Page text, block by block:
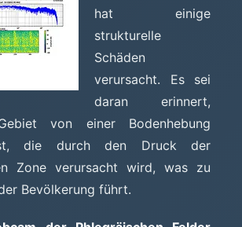
hat einige
strukturelle
Schäden
verursacht. Es sei
daran erinnert,
von einer Bodenhebung
die durch den Druck der
Zone verursacht wird, was zu
Bevölkerung führt.